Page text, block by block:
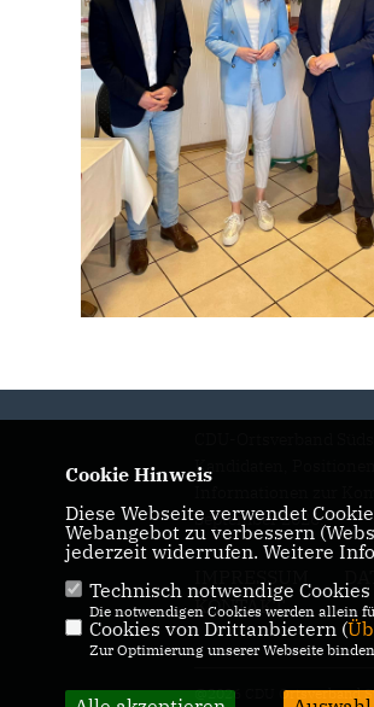
Kandidaten,
September 2026.
KONTAKT
@2026 CDU Ortsverband
Cookie Hinweis
Diese Webseite verwendet
Webangebot zu verbessern
jederzeit widerrufen. Weitere
Technisch notwendige Cookies
Die notwendigen Cookies werden allein
Cookies von Drittanbietern (
Zur Optimierung unserer Webseite